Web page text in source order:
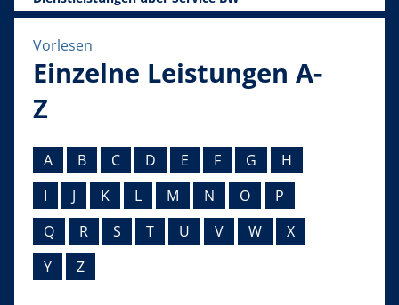
Vorlesen
Einzelne Leistungen A-
Z
A B C D E F G
H
I
J K L M N O
P
Q
R S T U V W
X
Y
Z